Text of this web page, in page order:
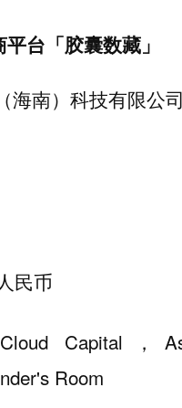
台「胶囊数藏」
海南）科技有限公司
民币
Capital，
Room